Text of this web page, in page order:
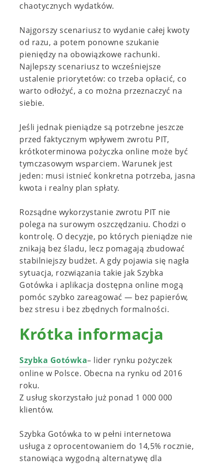
chaotycznych wydatków.
Najgorszy scenariusz to wydanie całej kwoty
od razu, a potem ponowne szukanie
pieniędzy na obowiązkowe rachunki.
Najlepszy scenariusz to wcześniejsze
ustalenie priorytetów: co trzeba opłacić, co
warto odłożyć, a co można przeznaczyć na
siebie.
Jeśli jednak pieniądze są potrzebne jeszcze
przed faktycznym wpływem zwrotu PIT,
krótkoterminowa pożyczka online może być
tymczasowym wsparciem. Warunek jest
jeden: musi istnieć konkretna potrzeba, jasna
kwota i realny plan spłaty.
Rozsądne wykorzystanie zwrotu PIT nie
polega na surowym oszczędzaniu. Chodzi o
kontrolę. O decyzje, po których pieniądze nie
znikają bez śladu, lecz pomagają zbudować
stabilniejszy budżet. A gdy pojawia się nagła
sytuacja, rozwiązania takie jak Szybka
Gotówka i aplikacja dostępna online mogą
pomóc szybko zareagować — bez papierów,
bez stresu i bez zbędnych formalności.
Krótka informacja
Szybka Gotówka– lider rynku pożyczek
online w Polsce. Obecna na rynku od 2016
roku.
Z usług skorzystało już ponad 1 000 000
klientów.
Szybka Gotówka to w pełni internetowa
usługa z oprocentowaniem do 14,5% rocznie,
stanowiąca wygodną alternatywę dla